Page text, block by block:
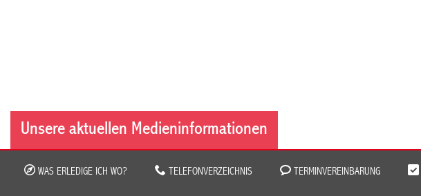
Unsere aktuellen Medieninformationen
WAS ERLEDIGE ICH WO? TELEFONVERZEICHNIS TERMINVEREINBARUNG